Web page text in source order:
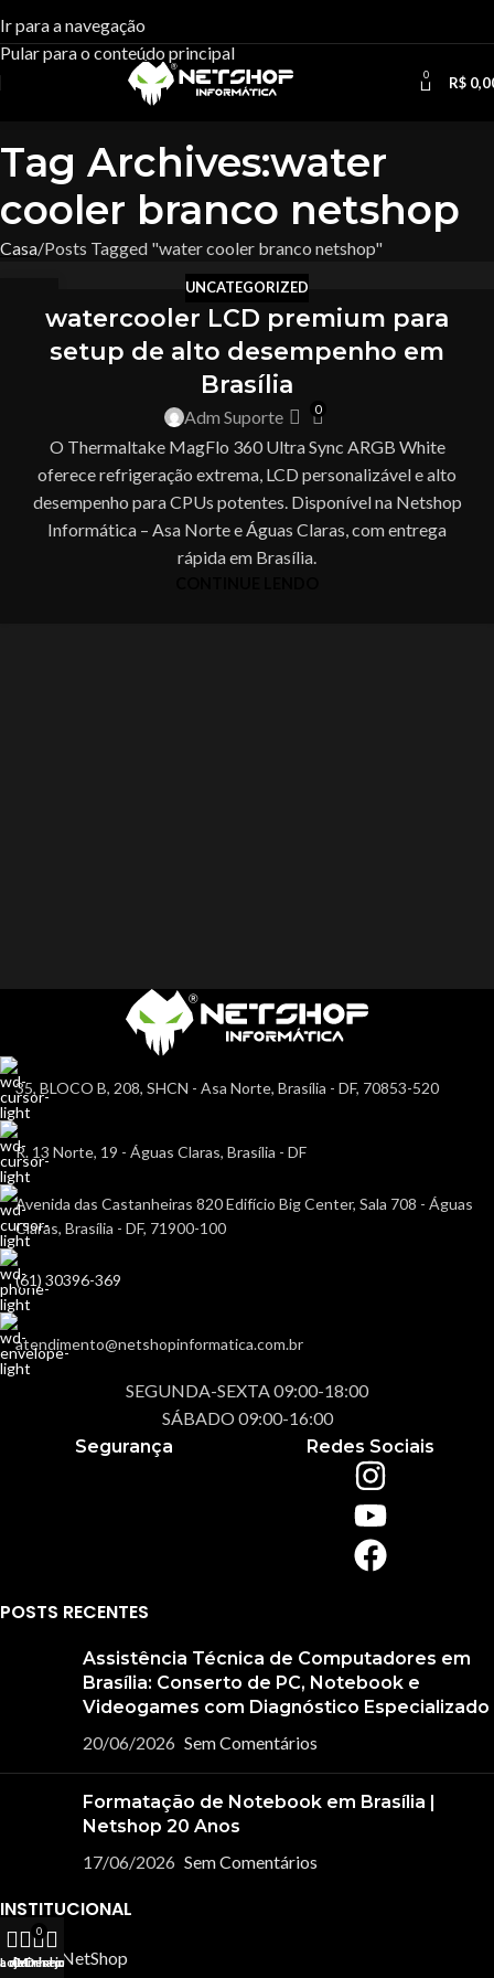
Ir para a navegação
Pular para o conteúdo principal
0 R$
Tag Archives:water
cooler branco netshop
Casa Posts Tagged "water cooler branco netshop"
UNCATEGORIZED
watercooler LCD premium para
setup de alto desempenho em
Brasília
Adm Suporte 0
O Thermaltake MagFlo 360 Ultra Sync ARGB White
oferece refrigeração extrema, LCD personalizável e alto
desempenho para CPUs potentes. Disponível na Netshop
Informática – Asa Norte e Águas Claras, com entrega
rápida em Brasília.
35, BLOCO B, 208, SHCN - Asa Norte, Brasília - DF, 70853-520
R. 13 Norte, 19 - Águas Claras, Brasília - DF
Avenida das Castanheiras 820 Edifício Big Center, Sala 708 - Águas
Claras, Brasília - DF, 71900-100
(61) 30396-369
atendimento@netshopinformatica.com.br
SEGUNDA-SEXTA 09:00-18:00
SÁBADO 09:00-16:00
Segurança
Redes Sociais
POSTS RECENTES
Assistência Técnica de Computadores em
Brasília: Conserto de PC, Notebook e
Videogames com Diagnóstico Especializado
20/06/2026 Sem Comentários
Formatação de Notebook em Brasília |
Netshop 20 Anos
17/06/2026 Sem Comentários
INSTITUCIONAL
Sobre a NetShop
Loja
de Desejos
0
Carrinho
Minha conta